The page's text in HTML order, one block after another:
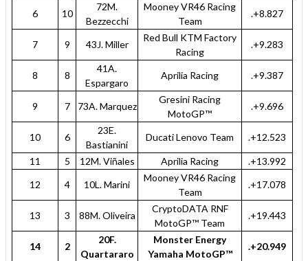
6
10
72M.
Bezzecchi
Mooney VR46 Racing
Team
.+8.827
7 9 43J. Miller
Red Bull KTM Factory
Racing
.+9.283
8 8
41A.
Espargaro
Aprilia Racing .+9.387
9 7 73A. Marquez
Gresini Racing
MotoGP™
.+9.696
10 6
23E.
Bastianini
Ducati Lenovo Team .+12.523
11 5 12M. Viñales Aprilia Racing
.+13.992
12
4 10L. Marini
Mooney VR46 Racing
Team
.+17.078
13 3 88M. Oliveira
CryptoDATA RNF
MotoGP™ Team
.+19.443
14 2
20F.
Quartararo
Monster Energy
Yamaha MotoGP™
.+20.949